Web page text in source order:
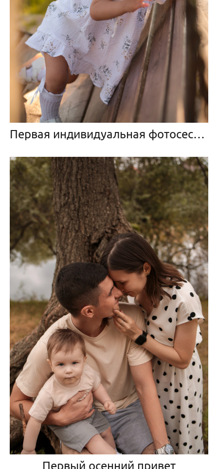
Первая индивидуальная фотосессия малышки
Первый осенний привет